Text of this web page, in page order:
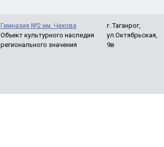
Гимназия №2 им. Чехова
Объект культурного наследия
регионального значения
г. Таганрог,
ул.Октябрьская,
9в